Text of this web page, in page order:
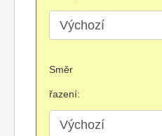
Směr
řazení: